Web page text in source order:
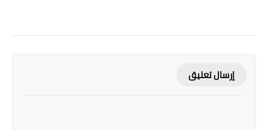
إرسال تعليق